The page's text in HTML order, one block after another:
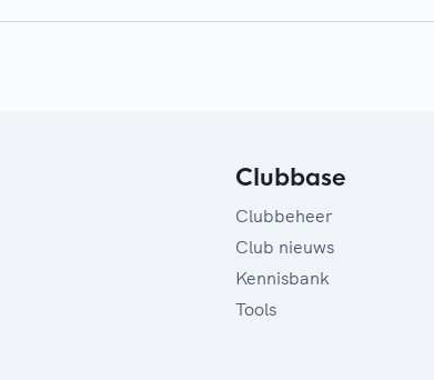
Clubbase
Clubbeheer
Club nieuws
Kennisbank
Tools